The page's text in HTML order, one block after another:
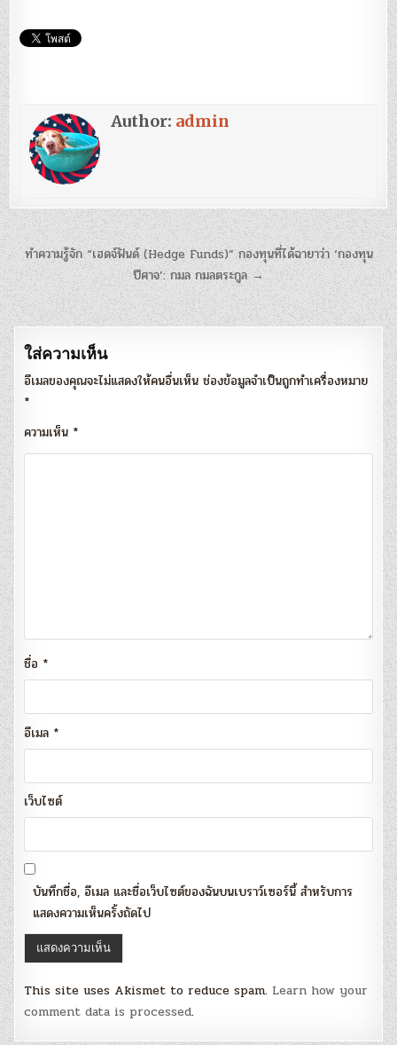
Author: admin
แนะแนว
เรื่อง
ทำความรู้จัก “เฮดจ์ฟันด์ (Hedge Funds)” กองทุนที่ได้ฉายาว่า ‘กองทุน
ปีศาจ’: กมล กมลตระกูล →
ใส่ความเห็น
อีเมลของคุณจะไม่แสดงให้คนอื่นเห็น ช่องข้อมูลจำเป็นถูกทำเครื่องหมาย
*
ความเห็น *
ชื่อ *
อีเมล *
เว็บไซต์
บันทึกชื่อ, อีเมล และชื่อเว็บไซต์ของฉันบนเบราว์เซอร์นี้ สำหรับการ
แสดงความเห็นครั้งถัดไป
This site uses Akismet to reduce spam. Learn how your
comment data is processed.